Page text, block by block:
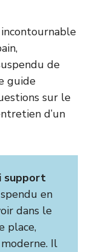
de
guide
sur le
d’un
support
en
dans le
place,
Il